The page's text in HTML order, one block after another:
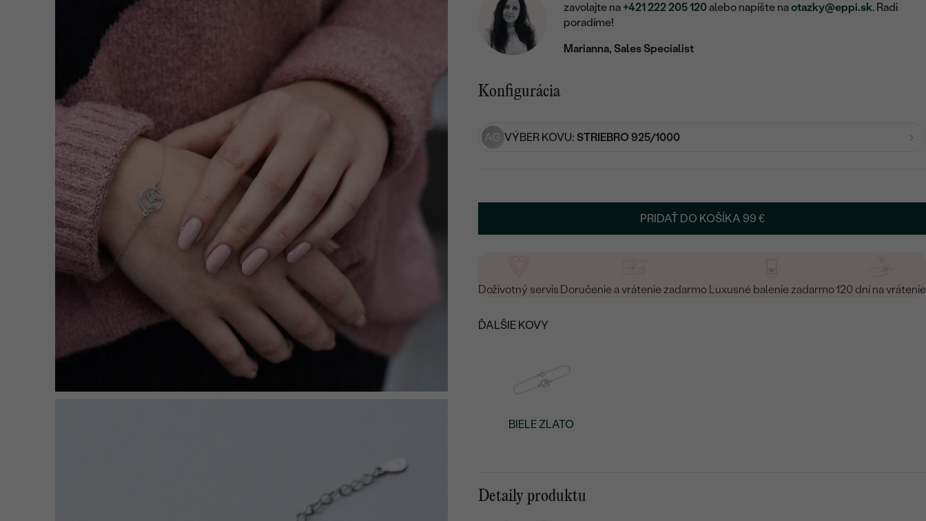
zavolajte na +421 222 205 120alebo napíšte naotazky@eppi.sk. Radi
poradíme!
Marianna, Sales Specialist
Konfigurácia
AG VÝBER KOVU: STRIEBRO 925/1000
PRIDAŤ DO KOŠÍKA 99 €
Doživotný servis Doručenie a vrátenie zadarmo Luxusné balenie zadarmo120 dní na vrátenie
ĎALŠIE KOVY
BIELE ZLATO
Detaily produktu